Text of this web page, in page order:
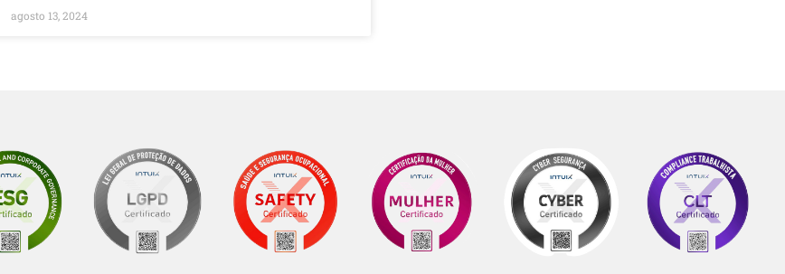
agosto 13, 2024